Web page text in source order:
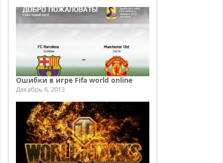
Ошибки в игре Fifa world online
Декабрь 6, 2013